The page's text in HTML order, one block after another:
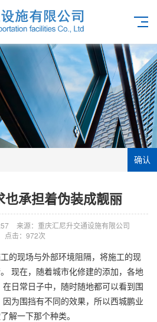
确认
也承担着伪装成靓丽
来源：重庆汇尼升交通设施有限公司
点击：972次
的现场与外部环境阻隔，将施工的现
现在，随着城市化修建的添加，各地
日常日子中，随时随地都可以看到围
为围挡有不同的效果，所以西城鹏业
解一下那个种类。